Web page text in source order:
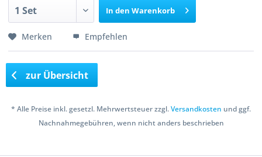
In den Warenkorb
Merken Empfehlen
zur Übersicht
* Alle Preise inkl. gesetzl. Mehrwertsteuer zzgl.Versandkosten und ggf.
Nachnahmegebühren, wenn nicht anders beschrieben